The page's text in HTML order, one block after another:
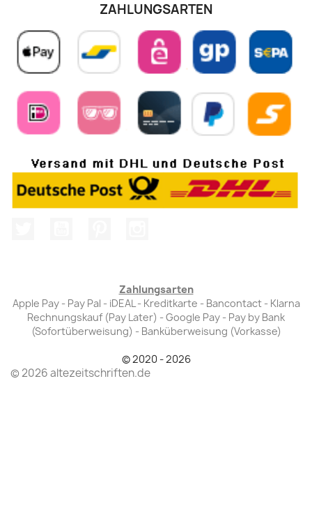
ZAHLUNGSARTEN
Zahlungsarten
Apple Pay - Pay Pal - iDEAL - Kreditkarte - Bancontact - Klarna
Rechnungskauf (Pay Later) - Google Pay - Pay by Bank
(Sofortüberweisung) - Banküberweisung (Vorkasse)
© 2020 - 2026
© 2026 altezeitschriften.de